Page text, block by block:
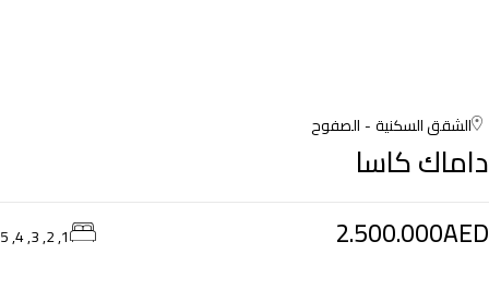
الشقق السكنية الصفوح
داماك كاسا
2.500.000AED
1, 2, 3, 4, 5